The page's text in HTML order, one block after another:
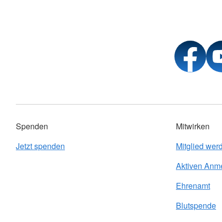
Spenden
Jetzt spenden
Mitwirken
Mitglied
Aktiven
Ehrenamt
Blutspende